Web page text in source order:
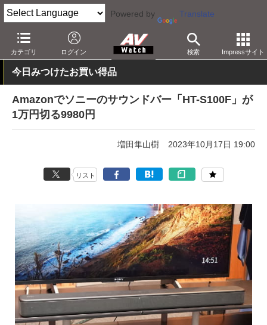
Powered by Translate
カテゴリ ログイン 検索 Impressサイト
AV Watch 動向 ショップ セール
今日みつけたお買い得品
Amazonでソニーのサウンドバー「HT-S100F」が
1万円切る9980円
増田隼山樹 2023年10月17日 19:00
リスト